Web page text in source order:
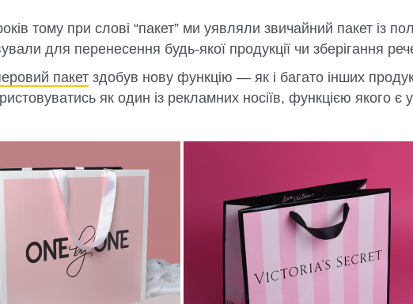
тому при слові “пакет” ми уявляли звичайний пакет із
для перенесення будь-якої продукції чи зберігання
пакет здобув нову функцію — як і багато інших
як один із рекламних носіїв, функцією якого є